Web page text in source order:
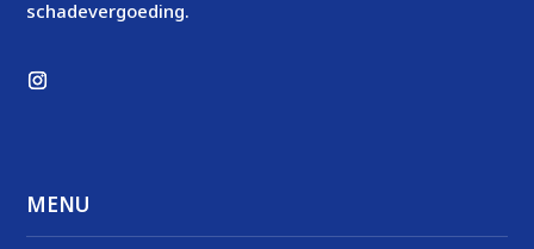
schadevergoeding.
MENU